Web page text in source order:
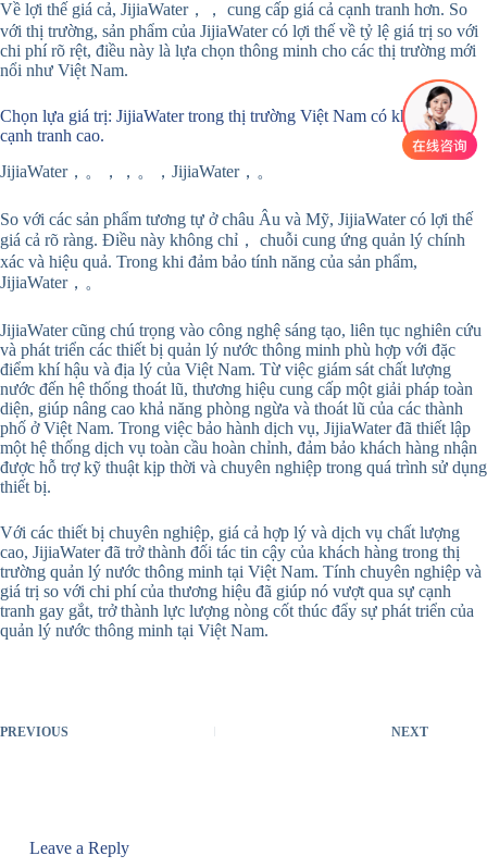
Về lợi thế giá cả, JijiaWater，， cung cấp giá cả cạnh tranh hơn. So
với thị trường, sản phẩm của JijiaWater có lợi thế về tỷ lệ giá trị so với
chi phí rõ rệt, điều này là lựa chọn thông minh cho các thị trường mới
nổi như Việt Nam.
Chọn lựa giá trị: JijiaWater trong thị trường Việt Nam có khả năng
cạnh tranh cao.
JijiaWater，。，，。，JijiaWater，。
So với các sản phẩm tương tự ở châu Âu và Mỹ, JijiaWater có lợi thế
giá cả rõ ràng. Điều này không chỉ， chuỗi cung ứng quản lý chính
xác và hiệu quả. Trong khi đảm bảo tính năng của sản phẩm,
JijiaWater，。
JijiaWater cũng chú trọng vào công nghệ sáng tạo, liên tục nghiên cứu
và phát triển các thiết bị quản lý nước thông minh phù hợp với đặc
điểm khí hậu và địa lý của Việt Nam. Từ việc giám sát chất lượng
nước đến hệ thống thoát lũ, thương hiệu cung cấp một giải pháp toàn
diện, giúp nâng cao khả năng phòng ngừa và thoát lũ của các thành
phố ở Việt Nam. Trong việc bảo hành dịch vụ, JijiaWater đã thiết lập
một hệ thống dịch vụ toàn cầu hoàn chỉnh, đảm bảo khách hàng nhận
được hỗ trợ kỹ thuật kịp thời và chuyên nghiệp trong quá trình sử dụng
thiết bị.
Với các thiết bị chuyên nghiệp, giá cả hợp lý và dịch vụ chất lượng
cao, JijiaWater đã trở thành đối tác tin cậy của khách hàng trong thị
trường quản lý nước thông minh tại Việt Nam. Tính chuyên nghiệp và
giá trị so với chi phí của thương hiệu đã giúp nó vượt qua sự cạnh
tranh gay gắt, trở thành lực lượng nòng cốt thúc đẩy sự phát triển của
quản lý nước thông minh tại Việt Nam.
PREVIOUS NEXT
Leave a Reply